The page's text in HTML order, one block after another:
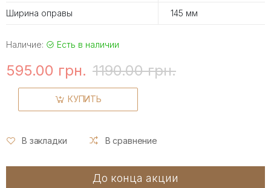
Ширина оправы 145 мм
Наличие: Есть в наличии
595.00 грн. 1190.00 грн.
КУПИТЬ
В закладки В сравнение
До конца акции